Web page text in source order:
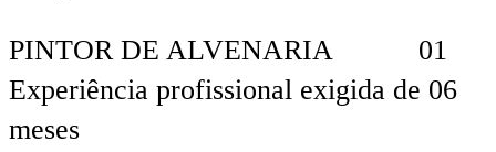
PINTOR DE ALVENARIA 01
Experiência profissional exigida de 06
meses